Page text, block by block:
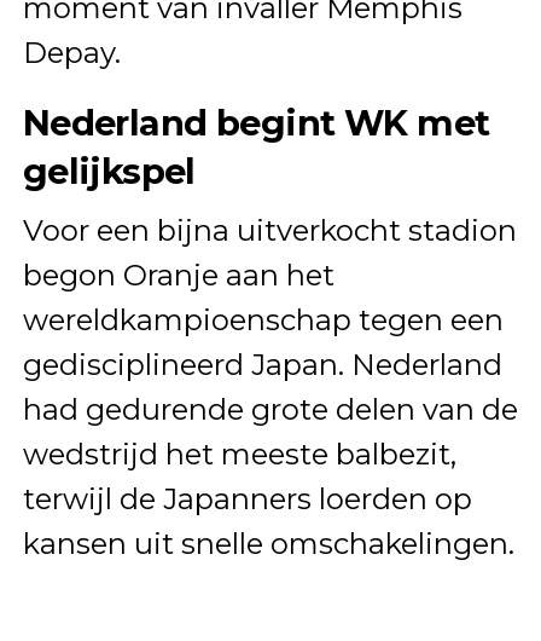
moment van invaller Memphis
Depay.
Nederland begint WK met
gelijkspel
Voor een bijna uitverkocht stadion
begon Oranje aan het
wereldkampioenschap tegen een
gedisciplineerd Japan. Nederland
had gedurende grote delen van de
wedstrijd het meeste balbezit,
terwijl de Japanners loerden op
kansen uit snelle omschakelingen.